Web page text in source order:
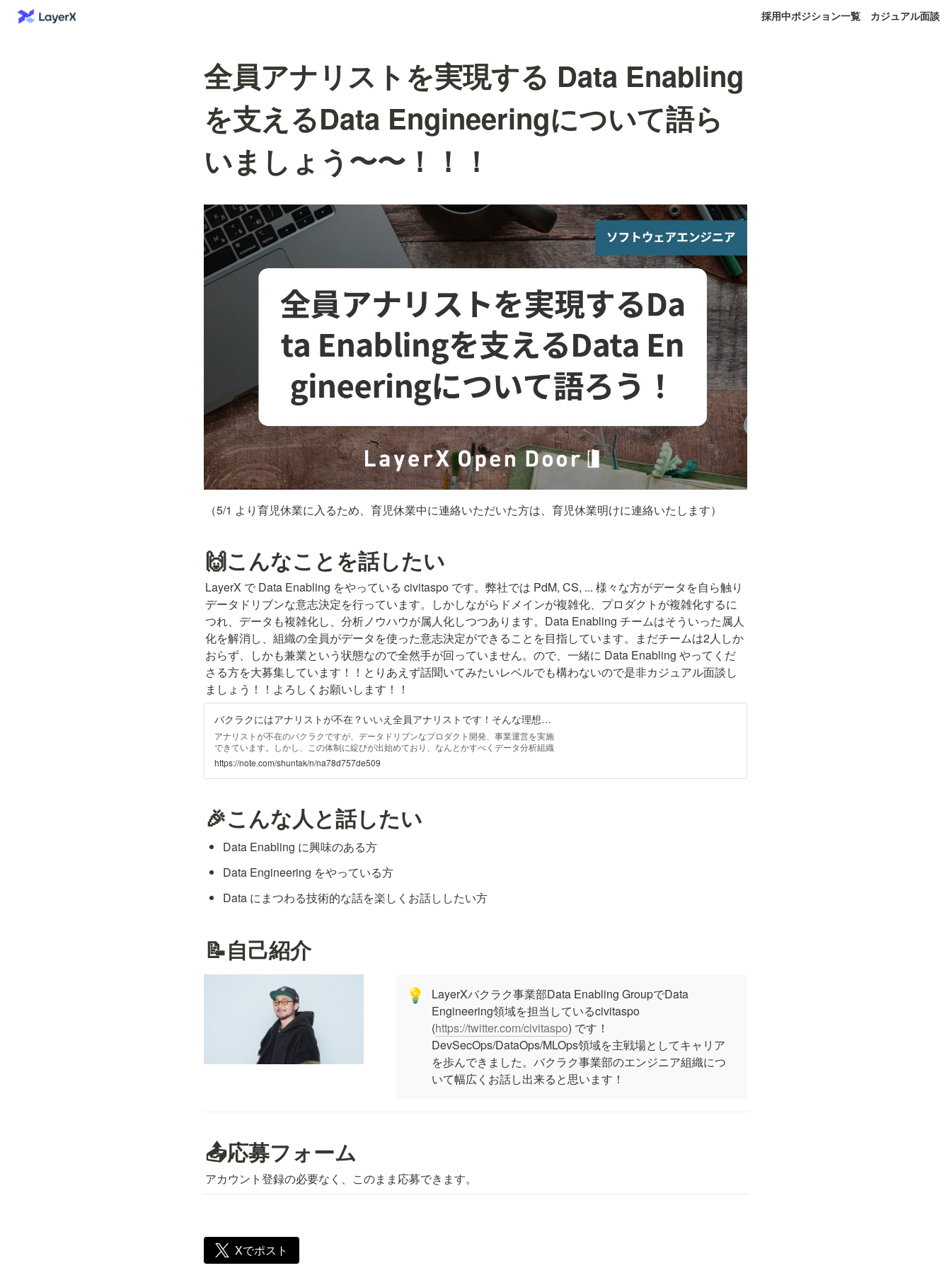
採用中ポジション一覧 カジュアル面談
全員アナリストを実現する Data Enabling
を支えるData Engineeringについて語ら
いましょう〜〜！！！
（5/1 より育児休業に入るため、育児休業中に連絡いただいた方は、育児休業明けに連絡いたします）
🙌こんなことを話したい
LayerX で Data Enabling をやっている civitaspo です。弊社では PdM, CS, ... 様々な方がデータを自ら触り
データドリブンな意志決定を行っています。しかしながらドメインが複雑化、プロダクトが複雑化するに
つれ、データも複雑化し、分析ノウハウが属人化しつつあります。Data Enabling チームはそういった属人
化を解消し、組織の全員がデータを使った意志決定ができることを目指しています。まだチームは2人しか
おらず、しかも兼業という状態なので全然手が回っていません。ので、一緒に Data Enabling やってくだ
さる方を大募集しています！！とりあえず話聞いてみたいレベルでも構わないので是非カジュアル面談し
ましょう！！よろしくお願いします！！
バクラクにはアナリストが不在？いいえ全員アナリストです！そんな理想を実現するData Enabling teamをつくります｜Shun Takagiwa｜note
アナリストが不在のバクラクですが、データドリブンなプロダクト開発、事業運営を実施
できています。しかし、この体制に綻びが出始めており、なんとかすべくデータ分析組織
の立ち上げを開始しました。本記事はそのあたりについて述べます。 改めまして、株式
会社LayerXの たかぎわ @shun_tak と申します。バクラク事業には立ち上げから携わり、
特にAI-OCRの初期バージョンの開発・運用を担当しました。2022年は機械学習チームの
https://note.com/shuntak/n/na78d757de509
🎉こんな人と話したい
Data Enabling に興味のある方
Data Engineering をやっている方
Data にまつわる技術的な話を楽しくお話ししたい方
📝自己紹介
💡
LayerXバクラク事業部Data Enabling GroupでData
Engineering領域を担当しているcivitaspo
(https://twitter.com/civitaspo) です！
DevSecOps/DataOps/MLOps領域を主戦場としてキャリア
を歩んできました。バクラク事業部のエンジニア組織につ
いて幅広くお話し出来ると思います！
📤応募フォーム
アカウント登録の必要なく、このまま応募できます。
Xでポスト